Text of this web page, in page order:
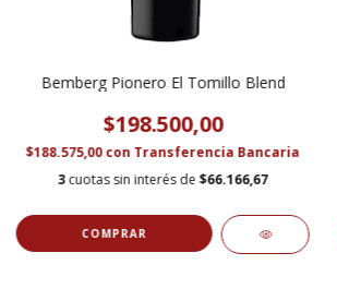
Bemberg Pionero El Tomillo Blend
$198.500,00
$188.575,00con Transferencia Bancaria
3cuotas sin interés de$66.166,67